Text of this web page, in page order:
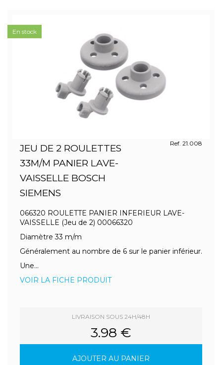
JEU DE 2 ROULETTES
33M/M PANIER LAVE-
VAISSELLE BOSCH
SIEMENS
Ref. 21.008
066320 ROULETTE PANIER INFERIEUR LAVE-
VAISSELLE (Jeu de 2) 00066320
Diamètre 33 m/m
Généralement au nombre de 6 sur le panier inférieur.
Une...
VOIR LA FICHE PRODUIT
LIVRAISON SOUS 24H/48H
3.98 €
AJOUTER AU PANIER
En stock